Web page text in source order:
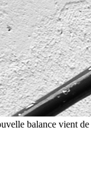
balance vient de